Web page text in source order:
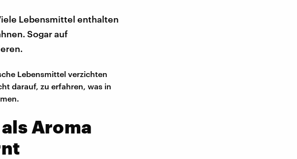
Lebensmittel enthalten
Sogar auf
Lebensmittel verzichten
darauf, zu erfahren, was in
Aroma